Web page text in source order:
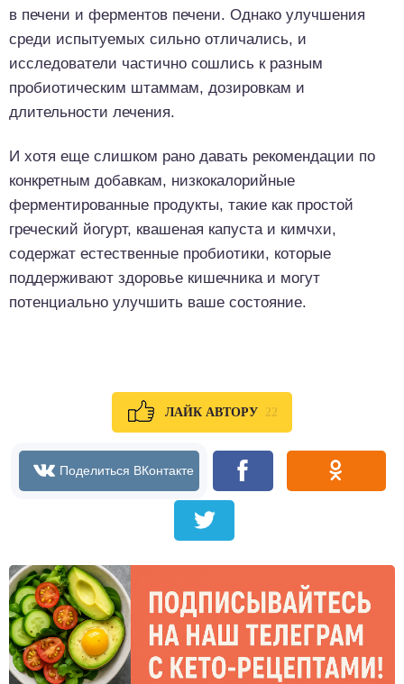
в печени и ферментов печени. Однако улучшения
среди испытуемых сильно отличались, и
исследователи частично сошлись к разным
пробиотическим штаммам, дозировкам и
длительности лечения.
И хотя еще слишком рано давать рекомендации по
конкретным добавкам, низкокалорийные
ферментированные продукты, такие как простой
греческий йогурт, квашеная капуста и кимчхи,
содержат естественные пробиотики, которые
поддерживают здоровье кишечника и могут
потенциально улучшить ваше состояние.
ЛАЙК АВТОРУ 22